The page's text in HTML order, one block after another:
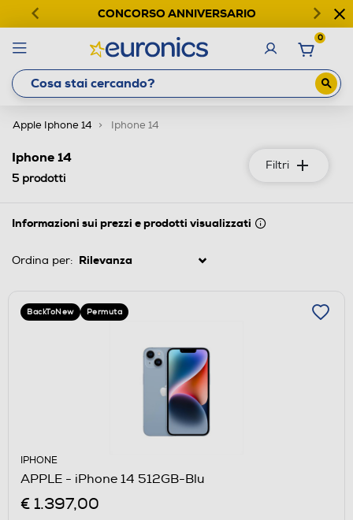
CONCORSO ANNIVERSARIO
0
Apple Iphone 14 Iphone 14
Filtri
Iphone 14
5 prodotti
Informazioni sui prezzi e prodotti visualizzati
Ordina per:
BackToNew Permuta
IPHONE
APPLE - iPhone 14 512GB-Blu
€ 1.397,00